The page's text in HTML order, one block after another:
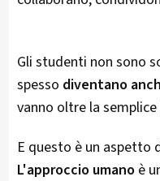
Gli studenti non sono
spesso diventano
vanno oltre la semplice
E questo è un aspetto
L'approccio umano è